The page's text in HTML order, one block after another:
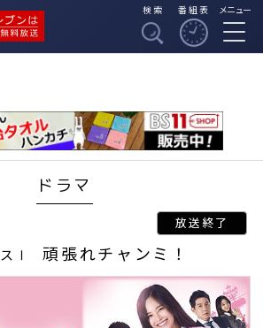
全番組
検索 番組表 メニュー
ドラマ
Ⅰ 頑張れチャンミ！